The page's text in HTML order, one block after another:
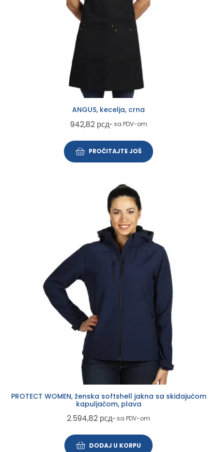
ANGUS, kecelja, crna
942,82 рсд~ sa PDV-om
PROČITAJTE JOŠ
PROTECT WOMEN, ženska softshell jakna sa skidajućom
kapuljačom, plava
2.594,82 рсд~ sa PDV-om
DODAJ U KORPU